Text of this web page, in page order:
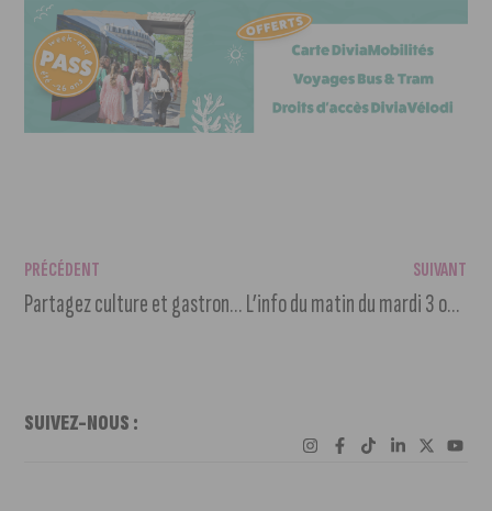
PRÉCÉDENT
Partagez culture et gastronomie avec des étudiants internationaux
SUIVANT
L’info du matin du mardi 3 octobre 2023
SUIVEZ-NOUS :